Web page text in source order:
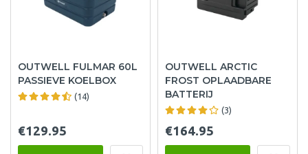
OUTWELL FULMAR 60L
PASSIEVE KOELBOX
(14)
€129.95
OUTWELL ARCTIC
FROST OPLAADBARE
BATTERIJ
(3)
€164.95